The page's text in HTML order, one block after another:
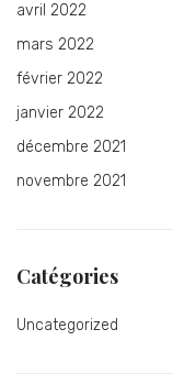
avril 2022
mars 2022
février 2022
janvier 2022
décembre 2021
novembre 2021
Catégories
Uncategorized